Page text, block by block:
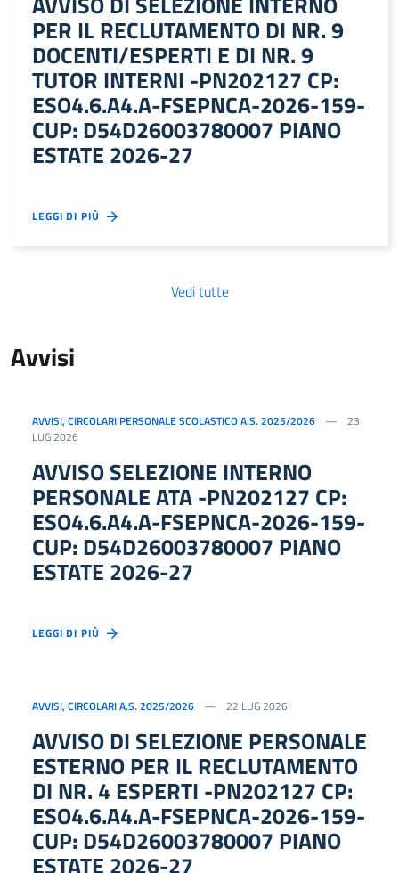
PER IL RECLUTAMENTO DI NR. 9
DOCENTI/ESPERTI E DI NR. 9
TUTOR INTERNI -PN202127 CP:
ESO4.6.A4.A-FSEPNCA-2026-159-
CUP: D54D26003780007 PIANO
ESTATE 2026-27
LEGGI DI PIÙ
Vedi tutte
Avvisi
AVVISI, CIRCOLARI PERSONALE SCOLASTICO A.S. 2025/2026
23
LUG 2026
AVVISO SELEZIONE INTERNO
PERSONALE ATA -PN202127 CP:
ESO4.6.A4.A-FSEPNCA-2026-159-
CUP: D54D26003780007 PIANO
ESTATE 2026-27
LEGGI DI PIÙ
AVVISI, CIRCOLARI A.S. 2025/2026 22 LUG 2026
AVVISO DI SELEZIONE PERSONALE
ESTERNO PER IL RECLUTAMENTO
DI NR. 4 ESPERTI -PN202127 CP:
ESO4.6.A4.A-FSEPNCA-2026-159-
CUP: D54D26003780007 PIANO
ESTATE 2026-27